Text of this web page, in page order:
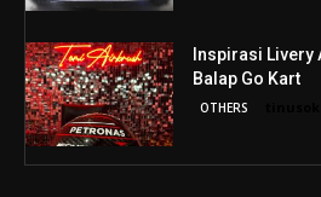
Inspirasi Livery
Balap Go Kart
OTHERS